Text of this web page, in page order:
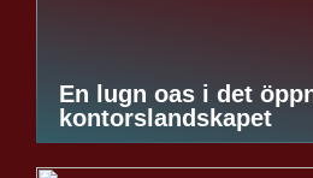
En lugn oas i det
kontorslandskapet